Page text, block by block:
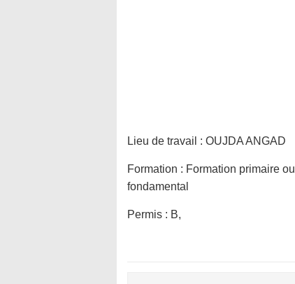
Lieu de travail : OUJDA ANGAD
Formation : Formation primaire
fondamental
Permis : B,